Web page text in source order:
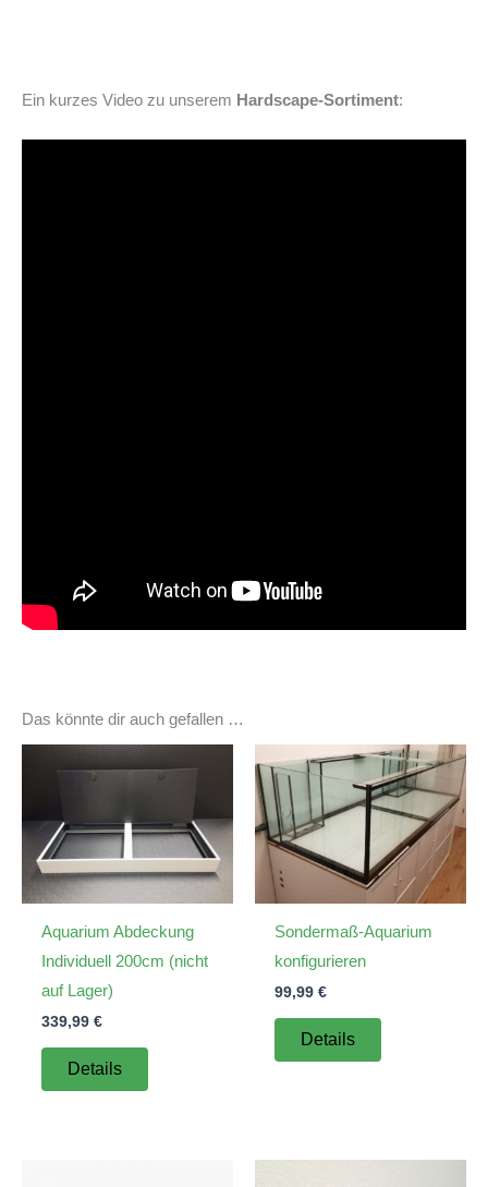
Ein kurzes Video zu unserem Hardscape-Sortiment:
Das könnte dir auch gefallen …
Aquarium Abdeckung
Individuell 200cm (nicht
auf Lager)
339,99 €
Details
Sondermaß-Aquarium
konfigurieren
99,99 €
Details